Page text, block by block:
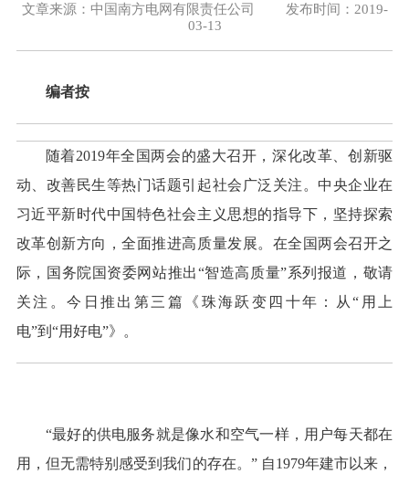
文章来源：中国南方电网有限责任公司 发布时间：2019-
03-13
编者按
随着2019年全国两会的盛大召开，深化改革、创新驱
动、改善民生等热门话题引起社会广泛关注。中央企业在
习近平新时代中国特色社会主义思想的指导下，坚持探索
改革创新方向，全面推进高质量发展。在全国两会召开之
际，国务院国资委网站推出“智造高质量”系列报道，敬请
关注。今日推出第三篇《珠海跃变四十年：从“用上
电”到“用好电”》。
“最好的供电服务就是像水和空气一样，用户每天都在
用，但无需特别感受到我们的存在。” 自1979年建市以来，